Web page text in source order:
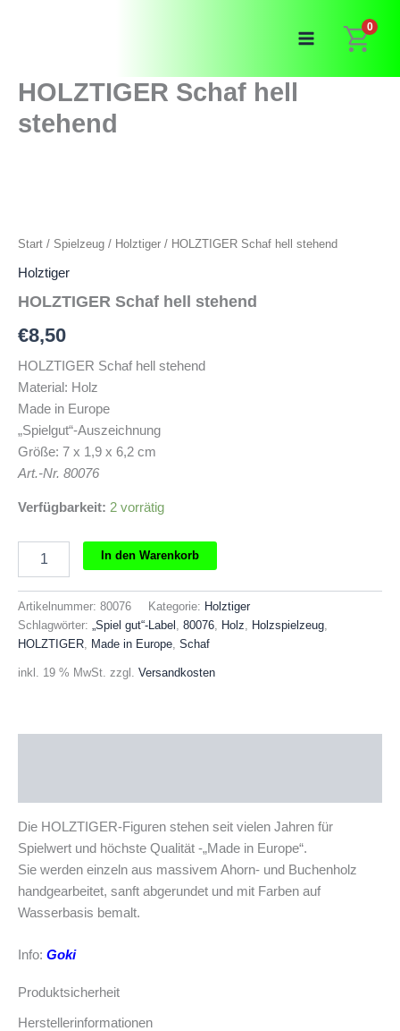
0
HOLZTIGER Schaf hell
stehend
Start / Spielzeug / Holztiger / HOLZTIGER Schaf hell stehend
Holztiger
HOLZTIGER Schaf hell stehend
€8,50
HOLZTIGER Schaf hell stehend
Material: Holz
Made in Europe
„Spielgut“-Auszeichnung
Größe: 7 x 1,9 x 6,2 cm
Art.-Nr. 80076
Verfügbarkeit: 2 vorrätig
Schaf
stehend
Menge
In den Warenkorb
Artikelnummer: 80076 Kategorie: Holztiger
Schlagwörter: „Spiel gut“-Label , 80076, Holz, Holzspielzeug,
HOLZTIGER, Made in Europe, Schaf
inkl. 19 % MwSt. zzgl. Versandkosten
Die HOLZTIGER-Figuren stehen seit vielen Jahren für
Spielwert und höchste Qualität -„Made in Europe“.
Sie werden einzeln aus massivem Ahorn- und Buchenholz
handgearbeitet, sanft abgerundet und mit Farben auf
Wasserbasis bemalt.
Info: Goki
Produktsicherheit
Herstellerinformationen